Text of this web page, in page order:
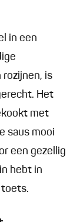
in een
is
Het
met
saus mooi
een gezellig
hebt in
toets.